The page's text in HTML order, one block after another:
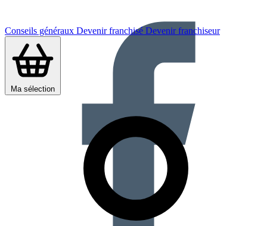
Conseils généraux Devenir franchisé Devenir franchiseur
Ma sélection